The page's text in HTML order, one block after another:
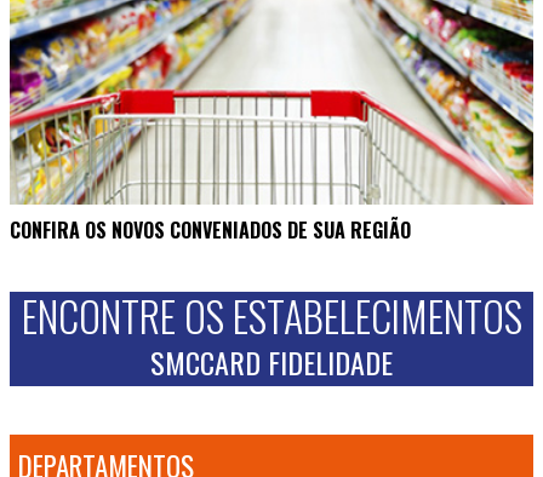
CONFIRA OS NOVOS CONVENIADOS DE SUA REGIÃO
ENCONTRE OS ESTABELECIMENTOS
SMCCARD FIDELIDADE
DEPARTAMENTOS